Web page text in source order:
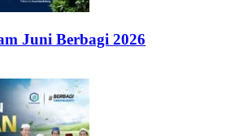
Juni Berbagi 2026